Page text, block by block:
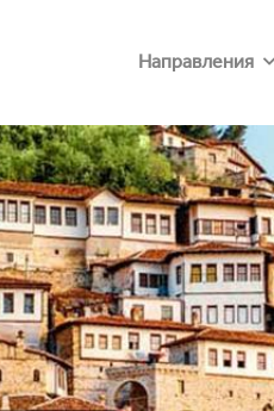
Направления